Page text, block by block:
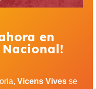
en
Vicens Vives se